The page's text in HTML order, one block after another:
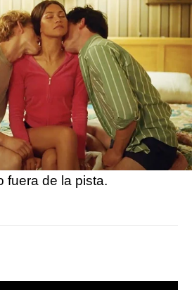
de los dramas y del amor, te
romantico.
Zendaya y dirigido por Luca
ambientado en el
del tenis profesional, en el
tras ser jugadora, se
años después e
en un evento de impacto
con el pasado,
fuera de la pista.